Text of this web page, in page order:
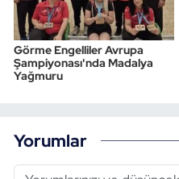
Görme Engelliler Avrupa
Şampiyonası'nda Madalya
Yağmuru
Yorumlar